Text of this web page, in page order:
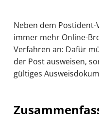
Neben dem
immer mehr Online-
Verfahren an: Dafür
der Post ausweisen,
gültiges